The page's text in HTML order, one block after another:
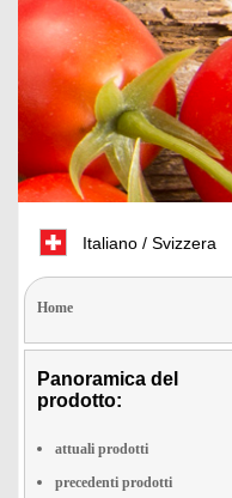
Italiano / Svizzera
Home
Panoramica del
prodotto:
attuali prodotti
precedenti prodotti